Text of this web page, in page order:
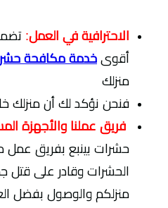
الاحترافية في العمل:
أقوى خدمة مكافحة
منزلك
فنحن نؤكد لك أن منزلك
فريق عملنا والأجهزة
حشرات بينبع بفريق عمل
الحشرات وقادر على قتل
منزلكم والوصول بفضل